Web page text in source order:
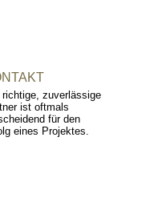
richtige, zuverlässige
ist oftmals
für den
eines Projektes.